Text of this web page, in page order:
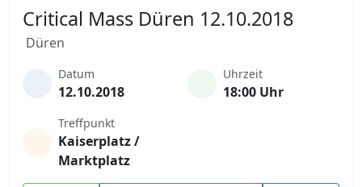
Critical Mass Düren 12.10.2018
Düren
Datum
12.10.2018
Uhrzeit
18:00 Uhr
Treffpunkt
Kaiserplatz /
Marktplatz